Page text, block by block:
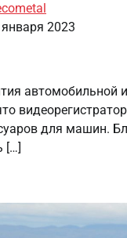
2023
автомобильной
для машин.
[…]